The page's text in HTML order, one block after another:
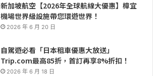
新加坡航空【2026年全球航線大優惠】樟宜
機場世界級設施帶您環遊世界！
2026 年 6 月 20 日
自駕遊必看「日本租車優惠大放送」
Trip.com最高85折，首訂再享8%折扣！
2026 年 6 月 18 日